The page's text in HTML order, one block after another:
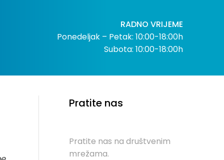
RADNO VRIJEME
Ponedeljak – Petak: 10:00-18:00h
Subota: 10:00-18:00h
Pratite nas
Pratite nas na društvenim
mrežama.